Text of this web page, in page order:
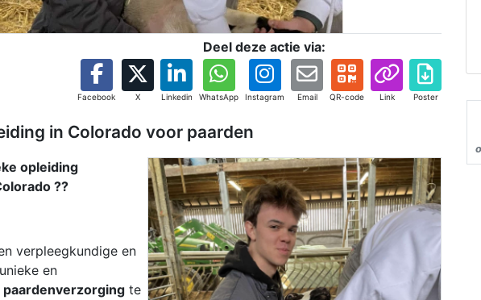
Deel deze actie via:
Facebook X Linkedin WhatsApp Instagram Email QR-code Link Poster
in Colorado voor paarden
opleiding
??
verpleegkundige en
en
paardenverzorging te